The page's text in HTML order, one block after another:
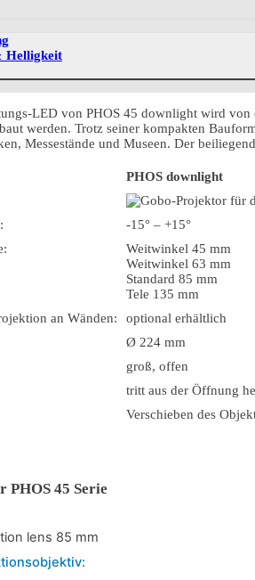
Helligkeit
LED von PHOS 45 downlight wird
werden. Trotz seiner kompakten
Messestände und Museen. Der
PHOS downlight
-15° – +15°
Weitwinkel 45 mm
Weitwinkel 63 mm
Standard 85 mm
Tele 135 mm
an Wänden:
optional erhältlich
Ø 224 mm
groß, offen
tritt aus der Öffnung
Verschieben des
PHOS 45 Serie